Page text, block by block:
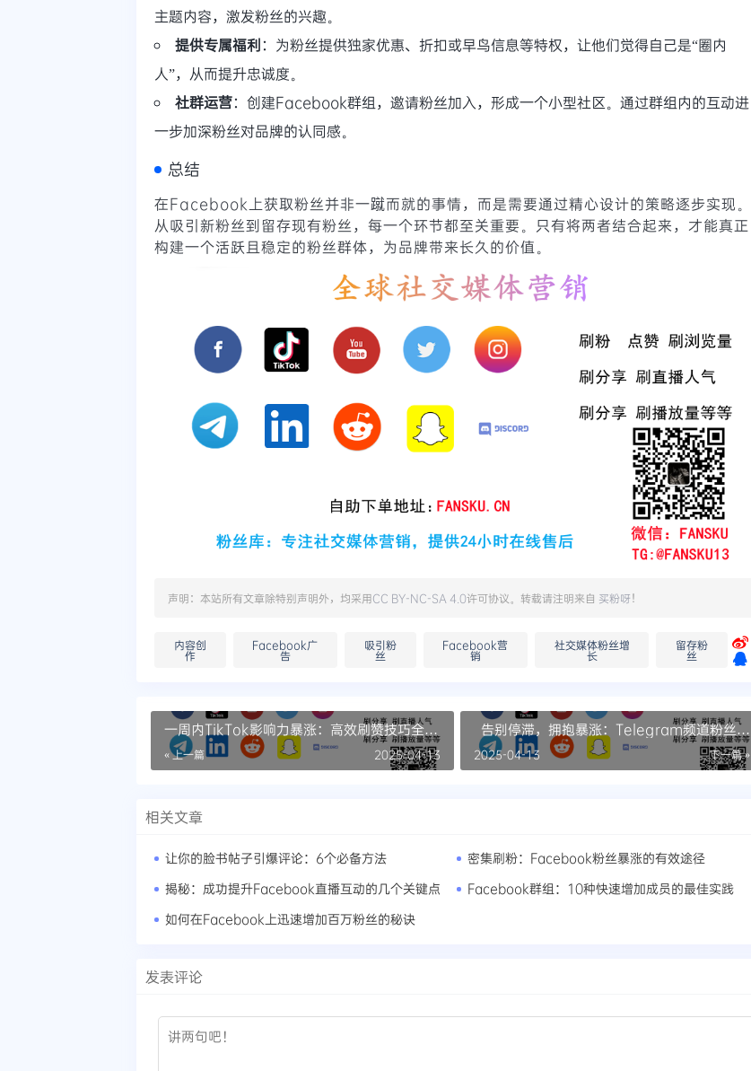
主题内容，激发粉丝的兴趣。
提供专属福利：为粉丝提供独家优惠、折扣或早鸟信息等特权，让他们觉得自己是“圈内
人”，从而提升忠诚度。
社群运营：创建Facebook群组，邀请粉丝加入，形成一个小型社区。通过群组内的互动进
一步加深粉丝对品牌的认同感。
总结
在Facebook上获取粉丝并非一蹴而就的事情，而是需要通过精心设计的策略逐步实现。
从吸引新粉丝到留存现有粉丝，每一个环节都至关重要。只有将两者结合起来，才能真正
构建一个活跃且稳定的粉丝群体，为品牌带来长久的价值。
声明：本站所有文章除特别声明外，均采用CC BY-NC-SA 4.0许可协议。转载请注明来自 买粉呀！
内容创
作
Facebook广
告
吸引粉
丝
Facebook营
销
社交媒体粉丝增
长
留存粉
丝
一周内TikTok影响力暴涨：高效刷赞技巧全解
析
« 上一篇 2025-04-13
告别停滞，拥抱暴涨：Telegram频道粉丝增
长全攻略
下一篇 »
2025-04-13
相关文章
让你的脸书帖子引爆评论：6个必备方法
密集刷粉：Facebook粉丝暴涨的有效途径
揭秘：成功提升Facebook直播互动的几个关键点
Facebook群组：10种快速增加成员的最佳实践
如何在Facebook上迅速增加百万粉丝的秘诀
发表评论